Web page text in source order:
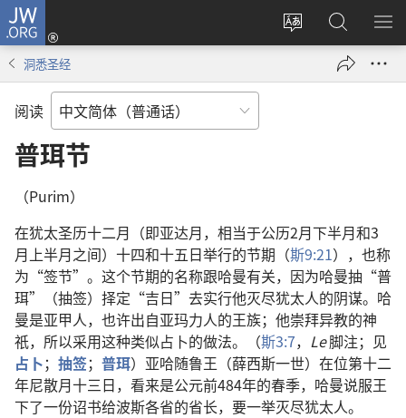
JW.ORG
更
登
录
（打
搜
索
JW.ORG
显
洞悉圣经
阅读
普珥节
（Purim）
在犹太圣历十二月（即亚达月，相当于公历2月下半月和3
月上半月之间）十四和十五日举行的节期（斯9:21），也称
为“签节”。这个节期的名称跟哈曼有关，因为哈曼抽“普
珥”（抽签）择定“吉日”去实行他灭尽犹太人的阴谋。哈
曼是亚甲人，也许出自亚玛力人的王族；他崇拜异教的神
祇，所以采用这种类似占卜的做法。（斯3:7， Le脚注；见
占卜； 抽签； 普珥）亚哈随鲁王（薛西斯一世）在位第十二
年尼散月十三日，看来是公元前484年的春季，哈曼说服王
下了一份诏书给波斯各省的省长，要一举灭尽犹太人。